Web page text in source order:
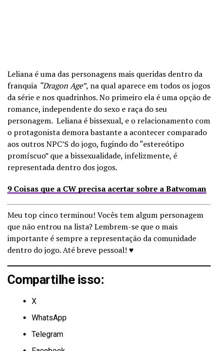
Leliana é uma das personagens mais queridas dentro da
franquia “Dragon Age”, na qual aparece em todos os jogos
da série e nos quadrinhos. No primeiro ela é uma opção de
romance, independente do sexo e raça do seu
personagem. Leliana é bissexual, e o relacionamento com
o protagonista demora bastante a acontecer comparado
aos outros NPC’S do jogo, fugindo do “estereótipo
promíscuo” que a bissexualidade, infelizmente, é
representada dentro dos jogos.
9 Coisas que a CW precisa acertar sobre a Batwoman
Meu top cinco terminou! Vocês tem algum personagem
que não entrou na lista? Lembrem-se que o mais
importante é sempre a representação da comunidade
dentro do jogo. Até breve pessoal! ♥
Compartilhe isso:
X
WhatsApp
Telegram